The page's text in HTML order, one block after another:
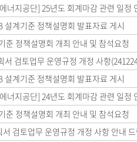
너지공단] 25년도 회계마감 관련 일정
설계기준 정책설명회 발표자료 게시
준 정책설명회 개최 안내 및 참석요청
서 검토업무 운영규정 개정 사항
설계기준 정책설명회 발표자료 게시
너지공단] 24년도 회계마감 관련 일정
준 정책설명회 개최 안내 및 참석요청
검토업무 운영규정 개정 사항 안내